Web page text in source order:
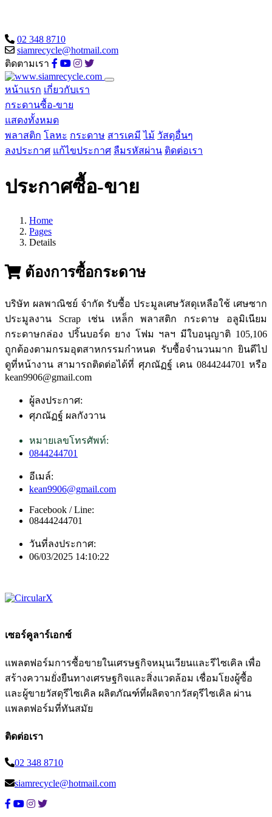
02 348 8710
siamrecycle@hotmail.com
ติดตามเรา
หน้าแรก เกี่ยวกับเรา
กระดานซื้อ-ขาย
แสดงทั้งหมด
พลาสติก โลหะ กระดาษ สารเคมี ไม้ วัสดุอื่นๆ
ลงประกาศ แก้ไขประกาศ ลืมรหัสผ่าน ติดต่อเรา
ประกาศซื้อ-ขาย
Home
Pages
Details
ต้องการซื้อกระดาษ
บริษัท ผลพาณิชย์ จำกัด รับซื้อ ประมูลเศษวัสดุเหลือใช้ เศษซาก
ประมูลงาน Scrap เช่น เหล็ก พลาสติก กระดาษ อลูมิเนียม
กระดาษกล่อง ปริ้นบอร์ด ยาง โฟม ฯลฯ มีใบอนุญาติ 105,106
ถูกต้องตามกรมอุตสาหกรรมกำหนด รับซื้อจำนวนมาก ยินดีไป
ดูที่หน้างาน สามารถติดต่อได้ที่ ศุภณัฏฐ์ เคน 0844244701 หรือ
kean9906@gmail.com
ผู้ลงประกาศ:
ศุภณัฏฐ์ ผลกังวาน
หมายเลขโทรศัพท์:
0844244701
อีเมล์:
kean9906@gmail.com
Facebook / Line:
08444244701
วันที่ลงประกาศ:
06/03/2025 14:10:22
เซอร์คูลาร์เอกซ์
แพลตฟอร์มการซื้อขายในเศรษฐกิจหมุนเวียนและรีไซเคิล เพื่อ
สร้างความยั่งยืนทางเศรษฐกิจและสิ่งแวดล้อม เชื่อมโยงผู้ซื้อ
และผู้ขายวัสดุรีไซเคิล ผลิตภัณฑ์ที่ผลิตจากวัสดุรีไซเคิล ผ่าน
แพลตฟอร์มที่ทันสมัย
ติดต่อเรา
02 348 8710
siamrecycle@hotmail.com